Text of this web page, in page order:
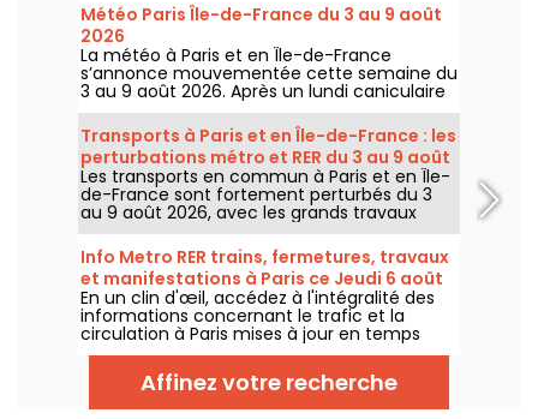
Météo Paris Île-de-France du 3 au 9 août
2026
La météo à Paris et en Île-de-France
s’annonce mouvementée cette semaine du
3 au 9 août 2026. Après un lundi caniculaire
marqué par un risque d’orages, les
températures vont progressivement baisser
avant le retour d’un temps plus chaud et
ensoleillé pour le week-end.
Transports à Paris et en Île-de-France : les
perturbations métro et RER du 3 au 9 août
2026
Les transports en commun à Paris et en Île-
de-France sont fortement perturbés du 3
au 9 août 2026, avec les grands travaux
d'été qui impactent très durement
certaines lignes, selon la RATP et SNCF.
Info Metro RER trains, fermetures, travaux
et manifestations à Paris ce Jeudi 6 août
2026
En un clin d'œil, accédez à l'intégralité des
informations concernant le trafic et la
circulation à Paris mises à jour en temps
réel. Metro RER et Transilien de la RATP,
travaux, circulation, grands évènements et
manifestations, on vous donne toutes les
informations pratiques à connaître avant de
Affinez votre recherche